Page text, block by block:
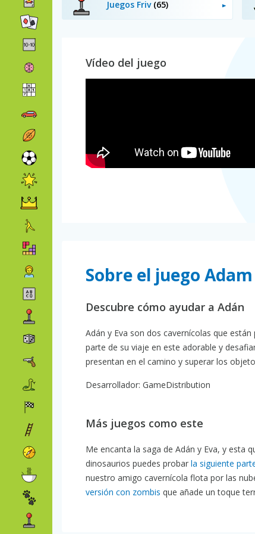
Juegos Friv (65)
Vídeo del juego
Sobre el juego
Descubre cómo ayudar a Adán
Adán y Eva son dos cavernícolas que
parte de su viaje en este adorable y
presentan en el camino y superar los
Desarrollador: GameDistribution
Más juegos como este
Me encanta la saga de Adán y Eva, y esta
dinosaurios puedes probar la siguiente
nuestro amigo cavernícola flota por las
versión con zombis que añade un toque